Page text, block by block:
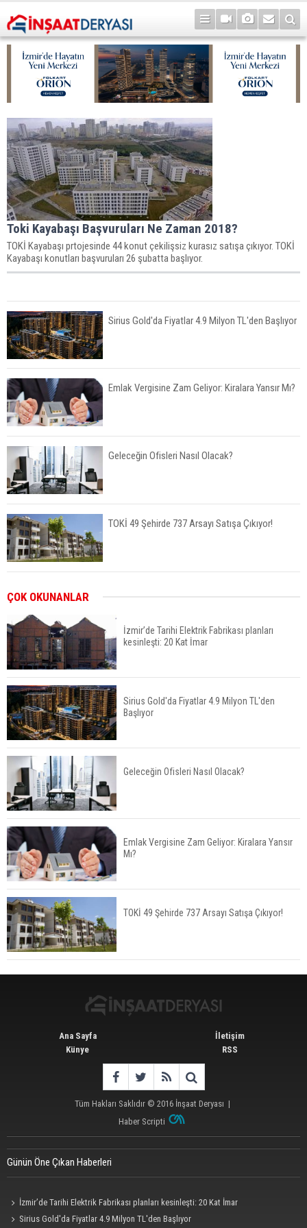
Toki Kayabaşı Başvuruları Ne Zaman 2018?
TOKİ Kayabaşı prtojesinde 44 konut çekilişsiz kurasız satışa çıkıyor. TOKİ
Kayabaşı konutları başvuruları 26 şubatta başlıyor.
Sirius Gold'da Fiyatlar 4.9 Milyon TL'den Başlıyor
Emlak Vergisine Zam Geliyor: Kiralara Yansır Mı?
Geleceğin Ofisleri Nasıl Olacak?
TOKİ 49 Şehirde 737 Arsayı Satışa Çıkıyor!
Fuzul’den Konut ve Araç Finansmanında Kişiye
Özel Terzi Usulü Planlama
Urla’da 8 Arsa 409 Milyon TL’ye Satışta
Kalyon İnşaat BAE'nin İlk Yüksek Hızlı Demiryolu
Hattını İnşa Ediyor
Yüksek Seviyesinde
TOKİ 51 İlde 540 Konut ve İş Yerini Satışa
Sunuyor
ÇOK OKUNANLAR
İzmir’de Tarihi Elektrik Fabrikası planları
kesinleşti: 20 Kat İmar
Sirius Gold'da Fiyatlar 4.9 Milyon TL'den
Başlıyor
Geleceğin Ofisleri Nasıl Olacak?
Emlak Vergisine Zam Geliyor: Kiralara Yansır
Mı?
TOKİ 49 Şehirde 737 Arsayı Satışa Çıkıyor!
Ana Sayfa
Künye
İletişim
RSS
Tüm Hakları Saklıdır © 2016 İnşaat Deryası |
Haber Scripti
Günün Öne Çıkan Haberleri
İzmir’de Tarihi Elektrik Fabrikası planları kesinleşti: 20 Kat İmar
Sirius Gold'da Fiyatlar 4.9 Milyon TL'den Başlıyor